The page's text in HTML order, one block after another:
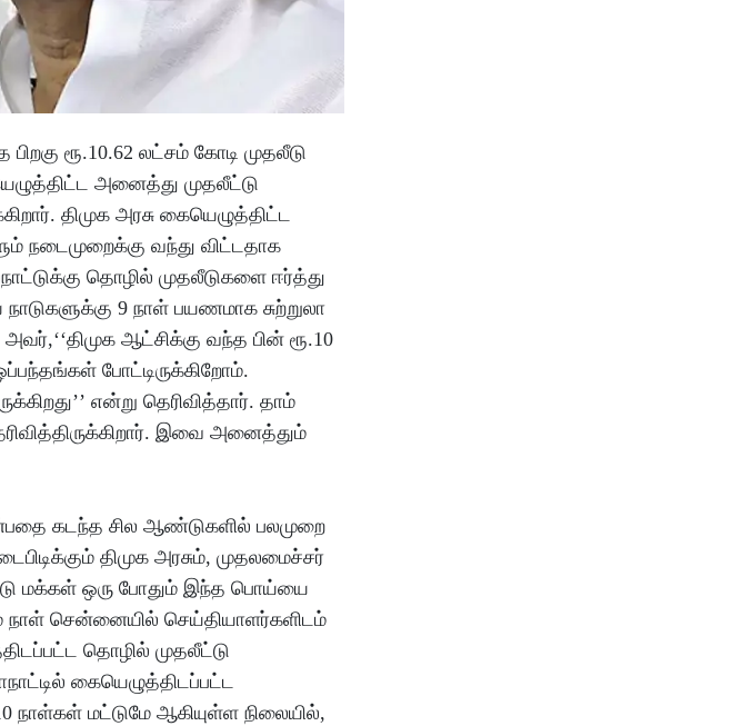
ரூ.10.62 லட்சம் கோடி முதலீடு
அனைத்து முதலீட்டு
திமுக அரசு கையெழுத்திட்ட
நடைமுறைக்கு வந்து விட்டதாக
தொழில் முதலீடுகளை ஈர்த்து
9 நாள் பயணமாக சுற்றுலா
ஆட்சிக்கு வந்த பின் ரூ.10
போட்டிருக்கிறோம்.
என்று தெரிவித்தார். தாம்
இவை அனைத்தும்
கடந்த சில ஆண்டுகளில் பலமுறை
திமுக அரசும், முதலமைச்சர்
மக்கள் ஒரு போதும் இந்த பொய்யை
நாள் சென்னையில் செய்தியாளர்களிடம்
தொழில் முதலீட்டு
கையெழுத்திடப்பட்ட
நாள்கள் மட்டுமே ஆகியுள்ள நிலையில்,